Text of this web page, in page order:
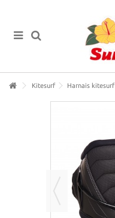
Kitesurf Harnais kitesurf